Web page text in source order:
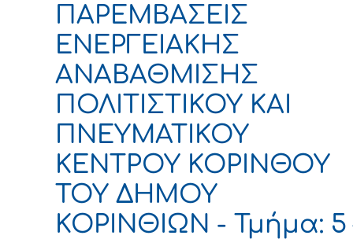
ΠΑΡΕΜΒΑΣΕΙΣ
ΕΝΕΡΓΕΙΑΚΗΣ
ΑΝΑΒΑΘΜΙΣΗΣ
ΠΟΛΙΤΙΣΤΙΚΟΥ ΚΑΙ
ΠΝΕΥΜΑΤΙΚΟΥ
ΚΕΝΤΡΟΥ ΚΟΡΙΝΘΟΥ
ΤΟΥ ΔΗΜΟΥ
ΚΟΡΙΝΘΙΩΝ - Τμήμα: 5